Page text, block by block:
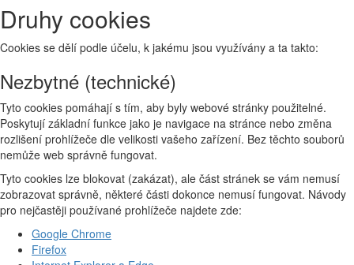
Druhy cookies
Cookies se dělí podle účelu, k jakému jsou využívány a ta takto:
Nezbytné (technické)
Tyto cookies pomáhají s tím, aby byly webové stránky použitelné.
Poskytují základní funkce jako je navigace na stránce nebo změna
rozlišení prohlížeče dle velikosti vašeho zařízení. Bez těchto souborů
nemůže web správně fungovat.
Tyto cookies lze blokovat (zakázat), ale část stránek se vám nemusí
zobrazovat správně, některé části dokonce nemusí fungovat. Návody
pro nejčastěji používané prohlížeče najdete zde:
Google Chrome
Firefox